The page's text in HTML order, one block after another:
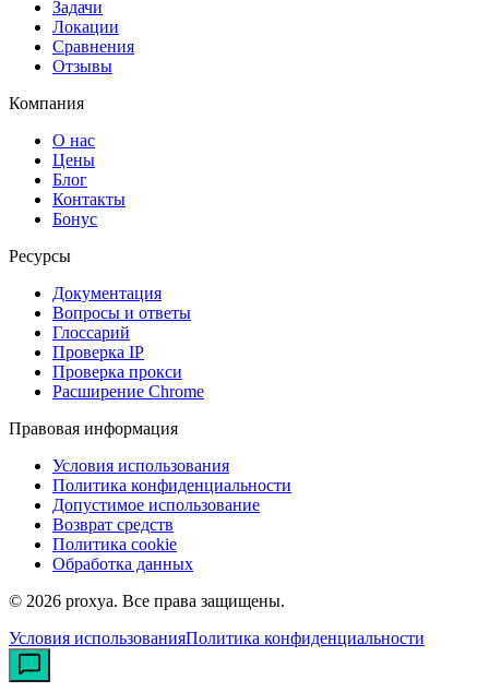
Задачи
Локации
Сравнения
Отзывы
Компания
О нас
Цены
Блог
Контакты
Бонус
Ресурсы
Документация
Вопросы и ответы
Глоссарий
Проверка IP
Проверка прокси
Расширение Chrome
Правовая информация
Условия использования
Политика конфиденциальности
Допустимое использование
Возврат средств
Политика cookie
Обработка данных
© 2026 proxya. Все права защищены.
Условия использованияПолитика конфиденциальности